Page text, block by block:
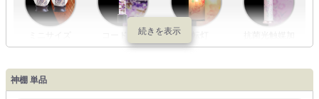
コードレス
工
神棚 単品